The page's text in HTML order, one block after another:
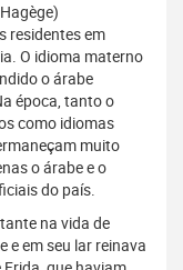
residentes em
O idioma materno
o árabe
época, tanto o
como idiomas
muito
o árabe e o
do país.
na vida de
e em seu lar reinava